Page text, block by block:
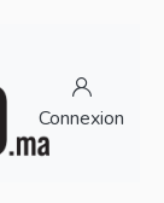
Connexion